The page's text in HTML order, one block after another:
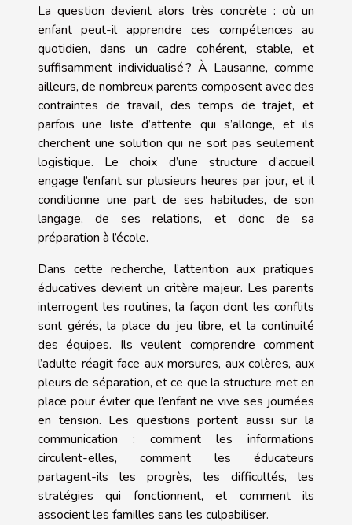
La question devient alors très concrète : où un
enfant peut-il apprendre ces compétences au
quotidien, dans un cadre cohérent, stable, et
suffisamment individualisé ? À Lausanne, comme
ailleurs, de nombreux parents composent avec des
contraintes de travail, des temps de trajet, et
parfois une liste d’attente qui s’allonge, et ils
cherchent une solution qui ne soit pas seulement
logistique. Le choix d’une structure d’accueil
engage l’enfant sur plusieurs heures par jour, et il
conditionne une part de ses habitudes, de son
langage, de ses relations, et donc de sa
préparation à l’école.
Dans cette recherche, l’attention aux pratiques
éducatives devient un critère majeur. Les parents
interrogent les routines, la façon dont les conflits
sont gérés, la place du jeu libre, et la continuité
des équipes. Ils veulent comprendre comment
l’adulte réagit face aux morsures, aux colères, aux
pleurs de séparation, et ce que la structure met en
place pour éviter que l’enfant ne vive ses journées
en tension. Les questions portent aussi sur la
communication : comment les informations
circulent-elles, comment les éducateurs
partagent-ils les progrès, les difficultés, les
stratégies qui fonctionnent, et comment ils
associent les familles sans les culpabiliser.